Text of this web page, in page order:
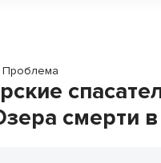
Проблема
смерти